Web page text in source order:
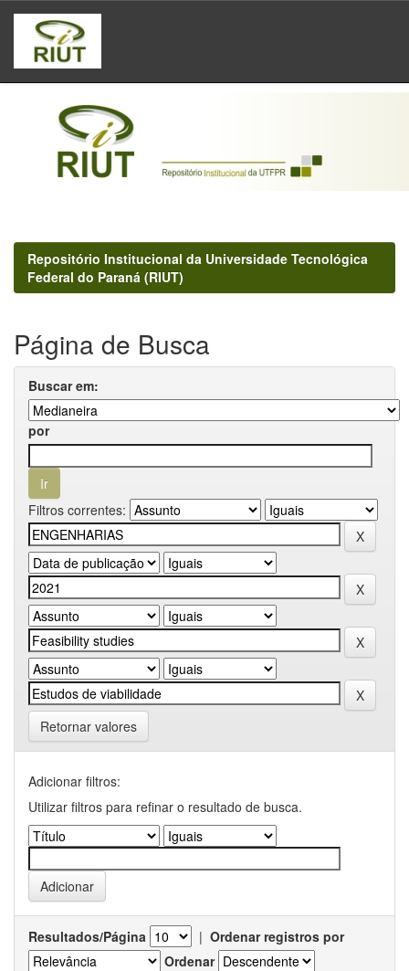
Skip
navigation
Repositório Institucional da Universidade Tecnológica
Federal do Paraná (RIUT)
Página de Busca
Buscar em:
por
Filtros correntes:
Retornar valores
Adicionar filtros:
Utilizar filtros para refinar o resultado de busca.
Resultados/Página | Ordenar registros por
Ordenar